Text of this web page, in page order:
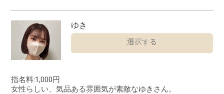
指名料:1,000円
女性らしい、気品ある雰囲気が素敵なゆきさん。
ゆき
選択する